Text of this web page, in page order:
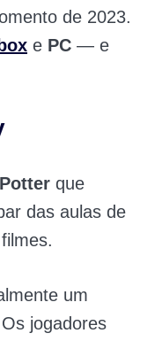
de 2023.
e PC — e
que
das aulas de
um
Os jogadores